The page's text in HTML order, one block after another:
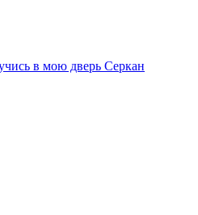
в мою дверь Серкан